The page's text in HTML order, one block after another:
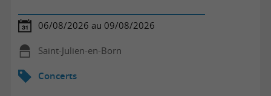
06/08/2026 au 09/08/2026
Saint-Julien-en-Born
Concerts